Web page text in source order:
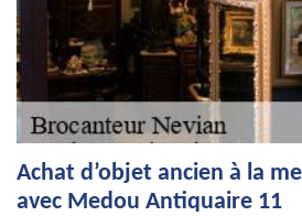
Achat d’objet ancien à la
avec Medou Antiquaire 11